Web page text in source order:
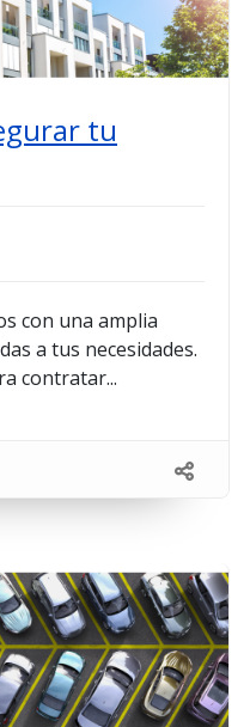
tu
con una amplia
a tus necesidades.
contratar...